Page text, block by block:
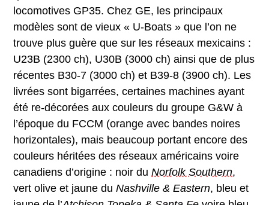
locomotives GP35. Chez GE, les principaux
modèles sont de vieux « U-Boats » que l’on ne
trouve plus guère que sur les réseaux mexicains :
U23B (2300 ch), U30B (3000 ch) ainsi que de plus
récentes B30-7 (3000 ch) et B39-8 (3900 ch). Les
livrées sont bigarrées, certaines machines ayant
été re-décorées aux couleurs du groupe G&W à
l’époque du FCCM (orange avec bandes noires
horizontales), mais beaucoup portant encore des
couleurs héritées des réseaux américains voire
canadiens d’origine : noir du Norfolk Southern,
vert olive et jaune du Nashville & Eastern, bleu et